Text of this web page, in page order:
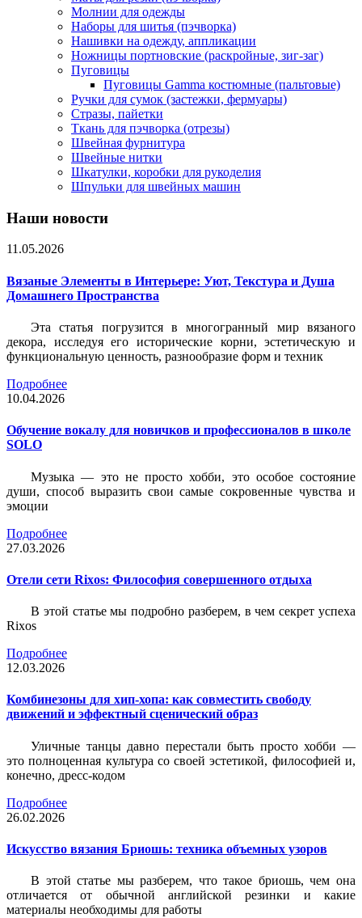
Молнии для одежды
Наборы для шитья (пэчворка)
Нашивки на одежду, аппликации
Ножницы портновские (раскройные, зиг-заг)
Пуговицы
Пуговицы Gamma костюмные (пальтовые)
Ручки для сумок (застежки, фермуары)
Стразы, пайетки
Ткань для пэчворка (отрезы)
Швейная фурнитура
Швейные нитки
Шкатулки, коробки для рукоделия
Шпульки для швейных машин
Наши новости
11.05.2026
Вязаные Элементы в Интерьере: Уют, Текстура и Душа
Домашнего Пространства
Эта статья погрузится в многогранный мир вязаного
декора, исследуя его исторические корни, эстетическую и
функциональную ценность, разнообразие форм и техник
Подробнее
10.04.2026
Обучение вокалу для новичков и профессионалов в школе
SOLO
Музыка — это не просто хобби, это особое состояние
души, способ выразить свои самые сокровенные чувства и
эмоции
Подробнее
27.03.2026
Отели сети Rixos: Философия совершенного отдыха
В этой статье мы подробно разберем, в чем секрет успеха
Rixos
Подробнее
12.03.2026
Комбинезоны для хип-хопа: как совместить свободу
движений и эффектный сценический образ
Уличные танцы давно перестали быть просто хобби —
это полноценная культура со своей эстетикой, философией и,
конечно, дресс-кодом
Подробнее
26.02.2026
Искусство вязания Бриошь: техника объемных узоров
В этой статье мы разберем, что такое бриошь, чем она
отличается от обычной английской резинки и какие
материалы необходимы для работы